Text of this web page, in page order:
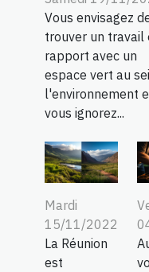
Vous envisagez
trouver un travail
rapport avec un
espace vert au
l'environnement
vous ignorez...
Mardi
15/11/2022
La Réunion
est